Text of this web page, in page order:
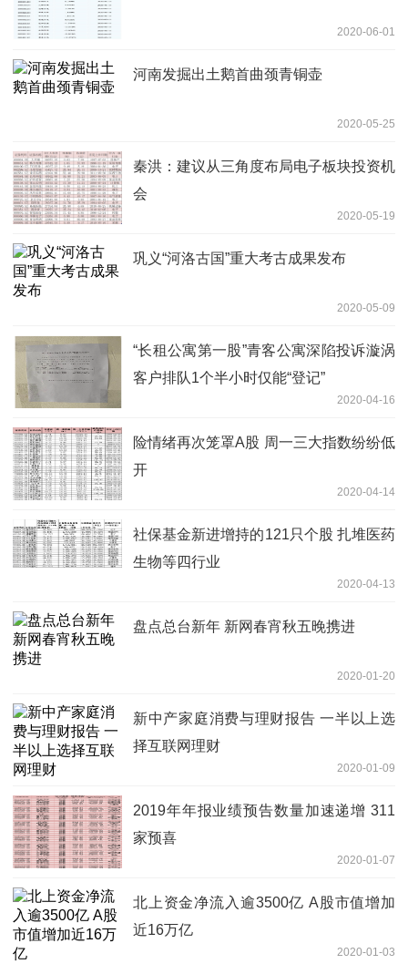
2020-06-01
河南发掘出土鹅首曲颈青铜壶
2020-05-25
秦洪：建议从三角度布局电子板块投资机
会
2020-05-19
巩义“河洛古国”重大考古成果发布
2020-05-09
“长租公寓第一股”青客公寓深陷投诉漩涡
客户排队1个半小时仅能“登记”
2020-04-16
险情绪再次笼罩A股 周一三大指数纷纷低
开
2020-04-14
社保基金新进增持的121只个股 扎堆医药
生物等四行业
2020-04-13
盘点总台新年 新网春宵秋五晚携进
2020-01-20
新中产家庭消费与理财报告 一半以上选
择互联网理财
2020-01-09
2019年年报业绩预告数量加速递增 311
家预喜
2020-01-07
北上资金净流入逾3500亿 A股市值增加
近16万亿
2020-01-03